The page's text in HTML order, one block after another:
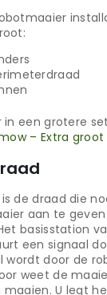
in een grotere
– Extra groot
de draad die
aan te geven
basisstation
een signaal
wordt door de
weet de
U legt